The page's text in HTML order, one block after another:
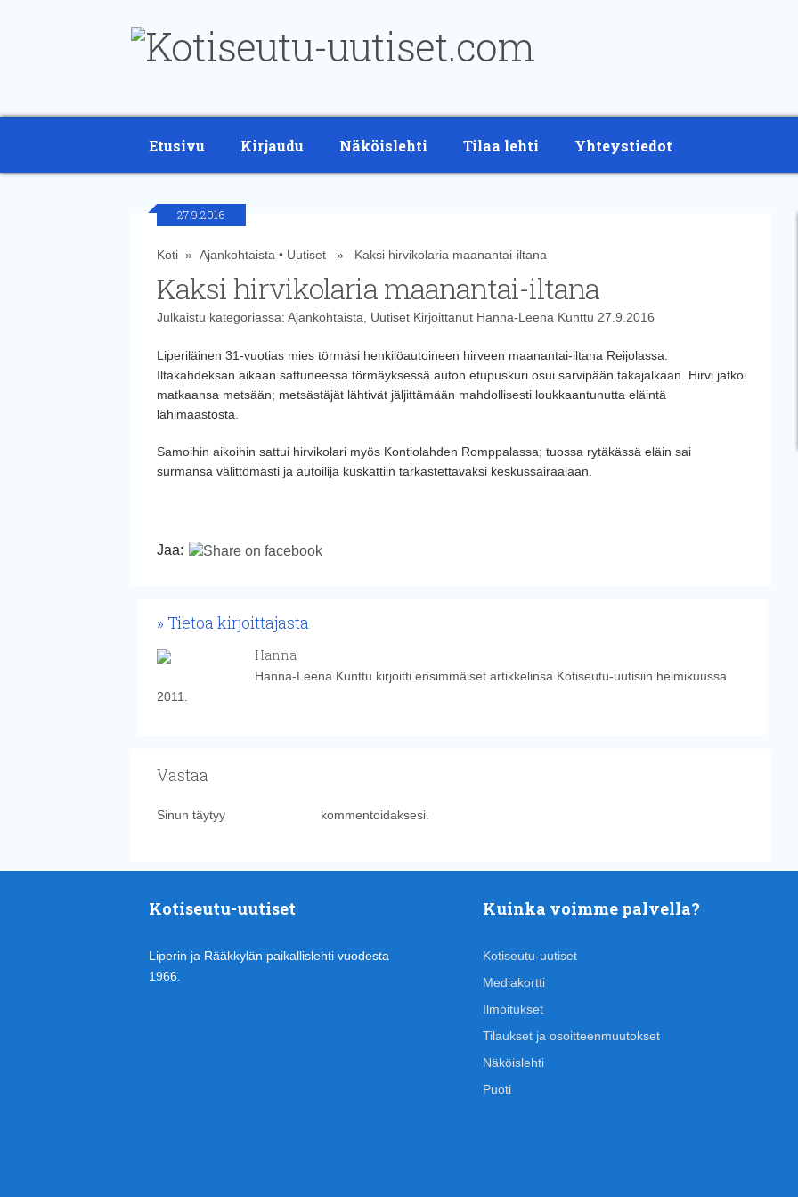
Etusivu Kirjaudu Näköislehti Tilaa lehti Yhteystiedot
27.9.2016
Koti» Ajankohtaista • Uutiset» Kaksi hirvikolaria maanantai-iltana
Kaksi hirvikolaria maanantai-iltana
Julkaistu kategoriassa: Ajankohtaista UutisetKirjoittanut Hanna-Leena Kunttu 27.9.2016
Liperiläinen 31-vuotias mies törmäsi henkilöautoineen hirveen maanantai-iltana Reijolassa.
Iltakahdeksan aikaan sattuneessa törmäyksessä auton etupuskuri osui sarvipään takajalkaan.
Hirvi jatkoi
matkaansa metsään; metsästäjät lähtivät jäljittämään mahdollisesti loukkaantunutta eläintä
lähimaastosta.
Samoihin aikoihin sattui hirvikolari myös Kontiolahden Romppalassa; tuossa rytäkässä eläin sai
surmansa välittömästi ja autoilija kuskattiin tarkastettavaksi keskussairaalaan.
Jaa:
Tietoa kirjoittajasta
Hanna
Hanna-Leena Kunttu kirjoitti ensimmäiset artikkelinsa Kotiseutu-uutisiin helmikuussa
2011.
Vastaa
Sinun täytyy kommentoidaksesi.
Kotiseutu-uutiset
Liperin ja Rääkkylän paikallislehti vuodesta
1966.
Kuinka voimme palvella?
Kotiseutu-uutiset
Mediakortti
Ilmoitukset
Tilaukset ja osoitteenmuutokset
Näköislehti
Puoti